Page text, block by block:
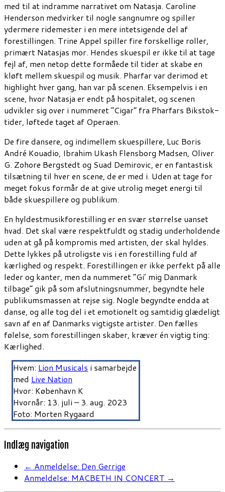
med til at indramme narrativet om Natasja. Caroline
Henderson medvirker til nogle sangnumre og spiller
ydermere ridemester i en mere intetsigende del af
forestillingen. Trine Appel spiller fire forskellige roller,
primært Natasjas mor. Hendes skuespil er ikke til at tage
fejl af, men netop dette formåede til tider at skabe en
kløft mellem skuespil og musik. Pharfar var derimod et
highlight hver gang, han var på scenen. Eksempelvis i en
scene, hvor Natasja er endt på hospitalet, og scenen
udvikler sig over i nummeret “Cigar” fra Pharfars Bikstok-
tider, løftede taget af Operaen.
De fire dansere, og indimellem skuespillere, Luc Boris
André Kouadio, Ibrahim Ukash Flensborg Madsen, Oliver
G. Zohore Bergstedt og Suad Demirovic, er en fantastisk
tilsætning til hver en scene, de er med i. Uden at tage for
meget fokus formår de at give utrolig meget energi til
både skuespillere og publikum.
En hyldestmusikforestilling er en svær størrelse uanset
hvad. Det skal være respektfuldt og stadig underholdende
uden at gå på kompromis med artisten, der skal hyldes.
Dette lykkes på utroligste vis i en forestilling fuld af
kærlighed og respekt. Forestillingen er ikke perfekt på alle
leder og kanter, men da nummeret “Gi’ mig Danmark
tilbage” gik på som afslutningsnummer, begyndte hele
publikumsmassen at rejse sig. Nogle begyndte endda at
danse, og alle tog del i et emotionelt og samtidig glædeligt
savn af en af Danmarks vigtigste artister. Den fælles
følelse, som forestillingen skaber, kræver én vigtig ting:
Kærlighed.
Hvem: Lion Musicals i samarbejde
med Live Nation
Hvor: København K
Hvornår: 13. juli – 3. aug. 2023
Foto: Morten Rygaard
Indlæg navigation
← Anmeldelse: Den Gerrige
Anmeldelse: MACBETH IN CONCERT →